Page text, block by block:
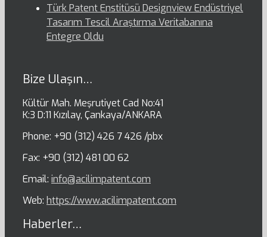
Türk Patent Enstitüsü Designview Endüstriyel
Tasarım Tescil Araştırma Veritabanına
Entegre Oldu
Bize Ulaşın…
Kültür Mah. Meşrutiyet Cad No:41
K:3 D:11 Kızılay, Çankaya/ANKARA
Phone: +90 (312) 426 7 426 /pbx
Fax: +90 (312) 481 00 62
Email: info@acilimpatent.com
Web: https://www.acilimpatent.com
Haberler…